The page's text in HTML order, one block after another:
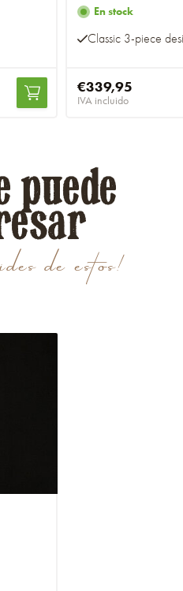
En stock
Classic 3-piece
€339,95
IVA incluido
de estos!
puede